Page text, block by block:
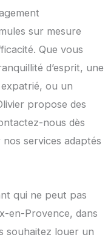
sur mesure
Que vous
d’esprit, une
ou un
propose des
nous dès
services adaptés
qui ne peut pas
en-Provence, dans
souhaitez louer un